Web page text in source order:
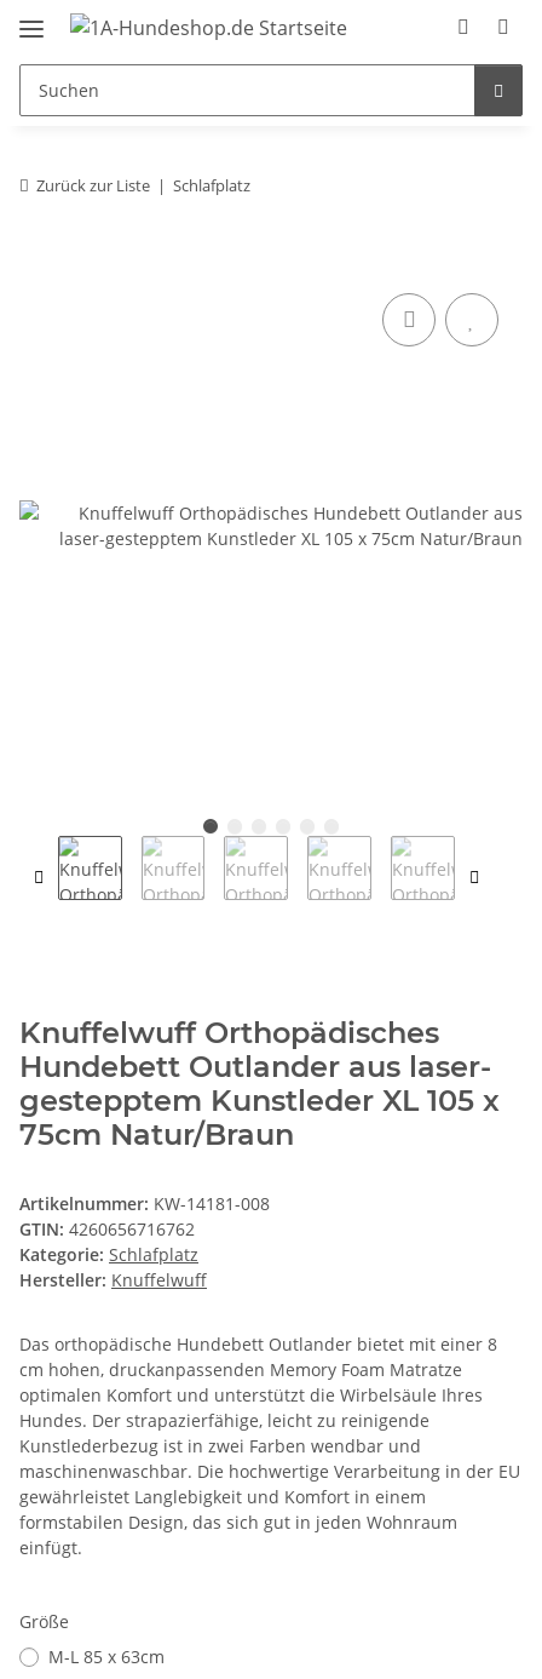
Zurück zur Liste Schlafplatz
Knuffelwuff Orthopädisches
Hundebett Outlander aus laser-
gestepptem Kunstleder XL 105 x
75cm Natur/Braun
Artikelnummer: KW-14181-008
GTIN: 4260656716762
Kategorie: Schlafplatz
Hersteller: Knuffelwuff
Das orthopädische Hundebett Outlander bietet mit einer 8
cm hohen, druckanpassenden Memory Foam Matratze
optimalen Komfort und unterstützt die Wirbelsäule Ihres
Hundes. Der strapazierfähige, leicht zu reinigende
Kunstlederbezug ist in zwei Farben wendbar und
maschinenwaschbar. Die hochwertige Verarbeitung in der EU
gewährleistet Langlebigkeit und Komfort in einem
formstabilen Design, das sich gut in jeden Wohnraum
einfügt.
Größe
M-L 85 x 63cm